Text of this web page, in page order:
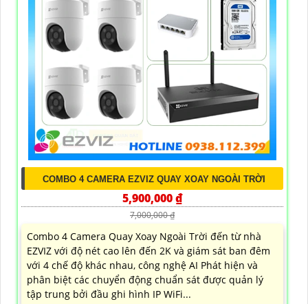
COMBO 4 CAMERA EZVIZ QUAY XOAY NGOÀI TRỜI
5,900,000 ₫
7,000,000 ₫
Combo 4 Camera Quay Xoay Ngoài Trời đến từ nhà
EZVIZ với độ nét cao lên đến 2K và giám sát ban đêm
với 4 chế độ khác nhau, công nghệ AI Phát hiện và
phân biệt các chuyển động chuẩn sát được quản lý
tập trung bởi đầu ghi hình IP WiFi...